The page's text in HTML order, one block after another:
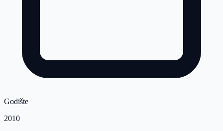
Godište
2010